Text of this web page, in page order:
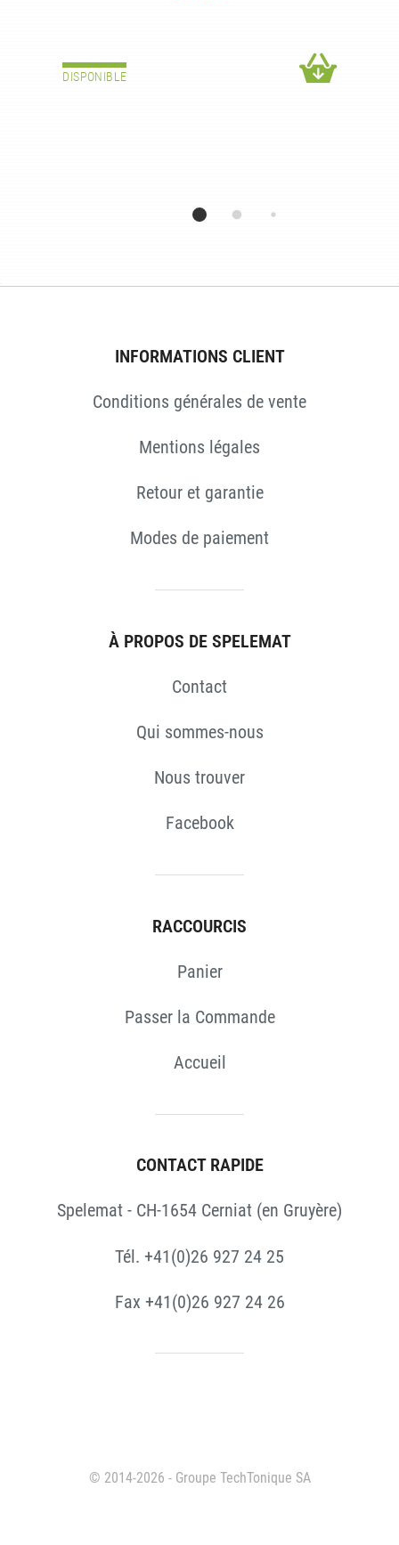
DISPONIBLE
INFORMATIONS CLIENT
Conditions générales de vente
Mentions légales
Retour et garantie
Modes de paiement
À PROPOS DE SPELEMAT
Contact
Qui sommes-nous
Nous trouver
Facebook
RACCOURCIS
Panier
Passer la Commande
Accueil
CONTACT RAPIDE
Spelemat - CH-1654 Cerniat (en Gruyère)
Tél. +41(0)26 927 24 25
Fax +41(0)26 927 24 26
© 2014-2026 - Groupe TechTonique SA